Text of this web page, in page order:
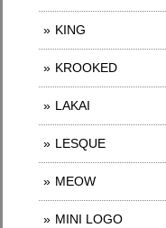
KING
KROOKED
LAKAI
LESQUE
MEOW
MINI LOGO